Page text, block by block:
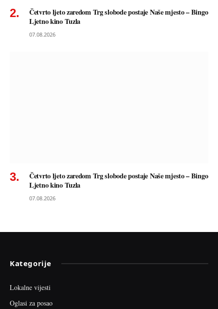
Četvrto ljeto zaredom Trg slobode postaje Naše mjesto – Bingo
Ljetno kino Tuzla
07.08.2026
Četvrto ljeto zaredom Trg slobode postaje Naše mjesto – Bingo
Ljetno kino Tuzla
07.08.2026
Kategorije
Lokalne vijesti
Oglasi za posao